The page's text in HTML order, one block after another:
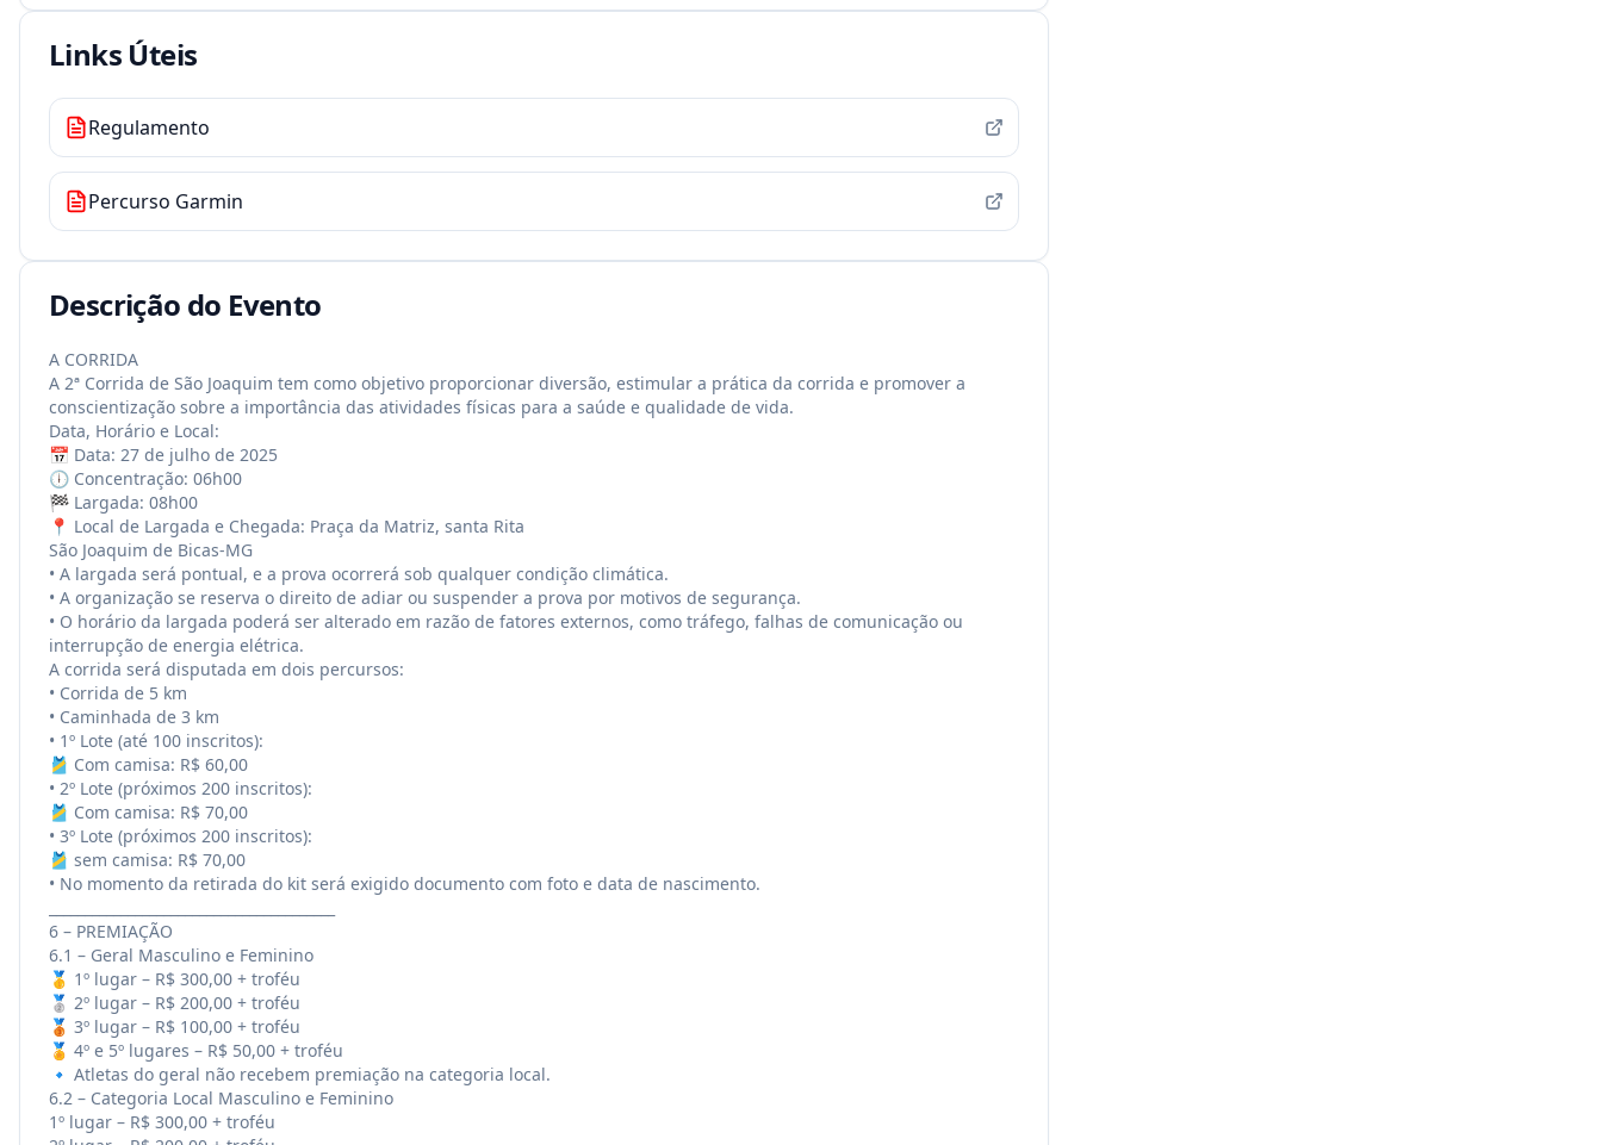
Links Úteis
Regulamento
Percurso Garmin
Descrição do Evento
A CORRIDA
A 2ª Corrida de São Joaquim tem como objetivo proporcionar diversão, estimular a prática da corrida e promover a
conscientização sobre a importância das atividades físicas para a saúde e qualidade de vida.
Data, Horário e Local:
📅 Data: 27 de julho de 2025
🕕 Concentração: 06h00
🏁 Largada: 08h00
📍 Local de Largada e Chegada: Praça da Matriz, santa Rita
São Joaquim de Bicas-MG
• A largada será pontual, e a prova ocorrerá sob qualquer condição climática.
• A organização se reserva o direito de adiar ou suspender a prova por motivos de segurança.
• O horário da largada poderá ser alterado em razão de fatores externos, como tráfego, falhas de comunicação ou
interrupção de energia elétrica.
A corrida será disputada em dois percursos:
• Corrida de 5 km
• Caminhada de 3 km
• 1º Lote (até 100 inscritos):
🎽 Com camisa: R$ 60,00
• 2º Lote (próximos 200 inscritos):
🎽 Com camisa: R$ 70,00
• 3º Lote (próximos 200 inscritos):
🎽 sem camisa: R$ 70,00
• No momento da retirada do kit será exigido documento com foto e data de nascimento.
6 – PREMIAÇÃO
6.1 – Geral Masculino e Feminino
🥇 1º lugar – R$ 300,00 + troféu
🥈 2º lugar – R$ 200,00 + troféu
🥉 3º lugar – R$ 100,00 + troféu
🏅 4º e 5º lugares – R$ 50,00 + troféu
🔹 Atletas do geral não recebem premiação na categoria local.
6.2 – Categoria Local Masculino e Feminino
1º lugar – R$ 300,00 + troféu